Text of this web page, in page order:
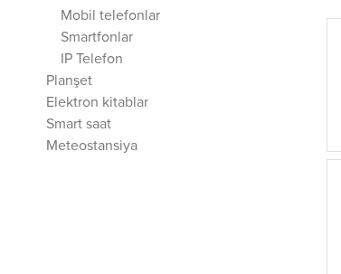
Mobil telefonlar
Smartfonlar
IP Telefon
Planşet
Elektron kitablar
Smart saat
Meteostansiya